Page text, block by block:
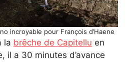
incroyable pour François d’Haene
la brêche de Capitellu en
il a 30 minutes d’avance